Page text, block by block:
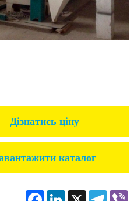
Дізнатись ціну
каталог
FacebookLinkedIn
X